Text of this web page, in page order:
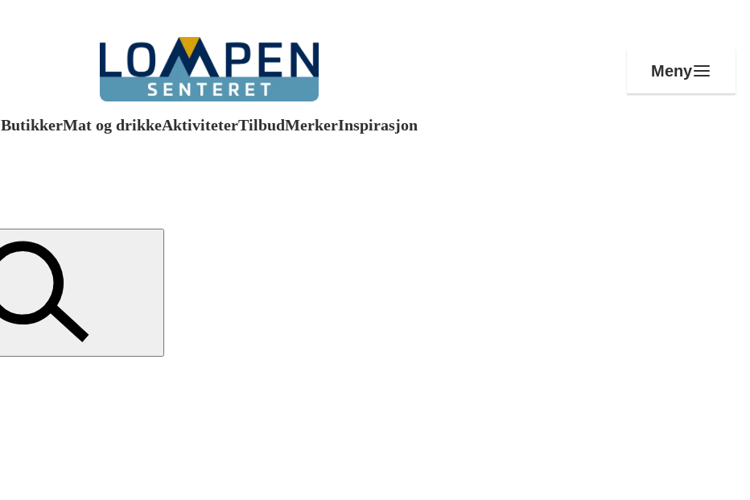
Meny
ButikkerMat og drikkeAktiviteterTilbudMerkerInspirasjon